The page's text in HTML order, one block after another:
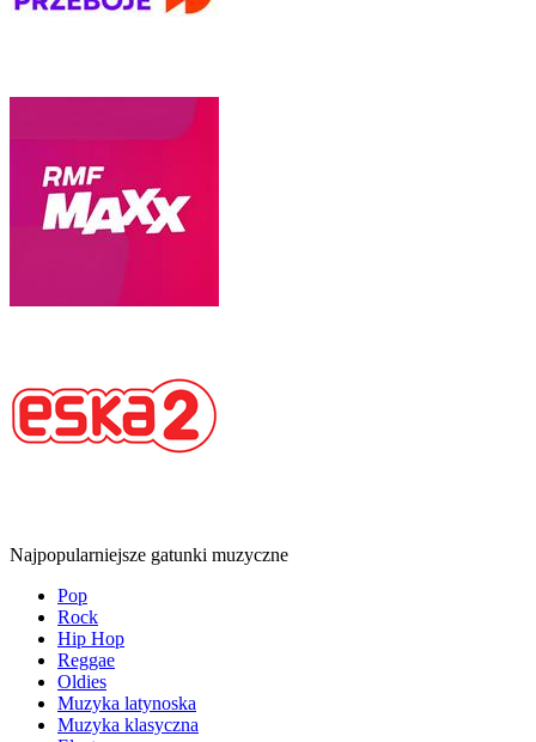
Najpopularniejsze gatunki muzyczne
Pop
Rock
Hip Hop
Reggae
Oldies
Muzyka latynoska
Muzyka klasyczna